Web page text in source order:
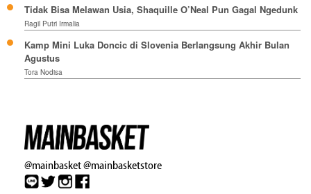
Tidak Bisa Melawan Usia, Shaquille O’Neal Pun Gagal Ngedunk
Ragil Putri Irmalia
Kamp Mini Luka Doncic di Slovenia Berlangsung Akhir Bulan
Agustus
Tora Nodisa
@mainbasket@mainbasketstore